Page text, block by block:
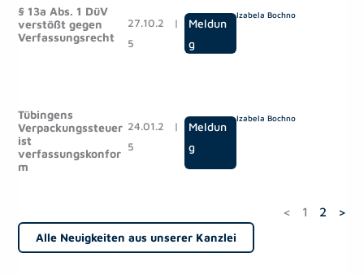
§ 13a Abs. 1 DüV
verstößt gegen
Verfassungsrecht
27.10.2
5
|
Meldun
g
Izabela Bochno
Tübingens
Verpackungssteuer
ist
verfassungskonfor
m
24.01.2
5
|
Meldun
g
Izabela Bochno
< 1 2 >
Alle Neuigkeiten aus unserer Kanzlei